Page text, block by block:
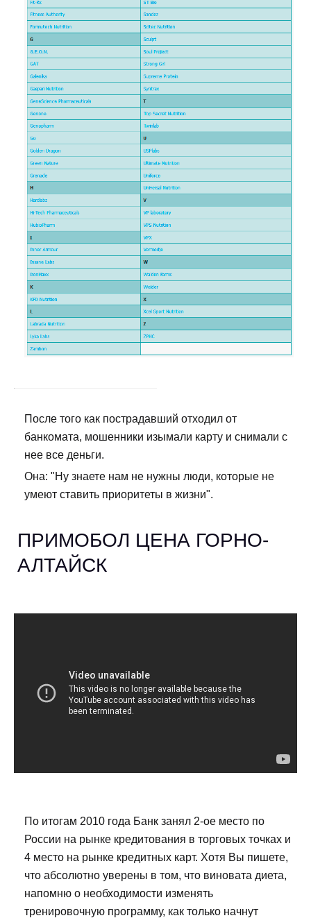
После того как пострадавший отходил от
банкомата, мошенники изымали карту и снимали с
нее все деньги.
Она: "Ну знаете нам не нужны люди, которые не
умеют ставить приоритеты в жизни".
ПРИМОБОЛ ЦЕНА ГОРНО-
АЛТАЙСК
По итогам 2010 года Банк занял 2-ое место по
России на рынке кредитования в торговых точках и
4 место на рынке кредитных карт. Хотя Вы пишете,
что абсолютно уверены в том, что виновата диета,
напомню о необходимости изменять
тренировочную программу, как только начнут